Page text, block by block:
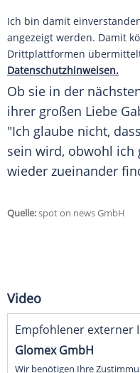
Ich bin damit
angezeigt werden. Damit
Drittplattformen
Datenschutzhinweisen.
Ob sie in der
ihrer großen Liebe
"Ich glaube nicht,
sein wird, obwohl ich
wieder zueinander
Quelle:spot on news GmbH
Video
Empfohlener externer
Glomex GmbH
Wir benötigen Ihre